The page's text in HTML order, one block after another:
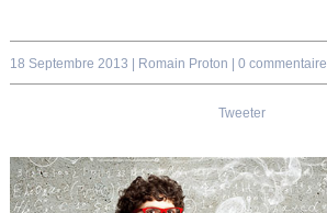
18 Septembre 2013 | Romain Proton 0 commentaire
Tweeter